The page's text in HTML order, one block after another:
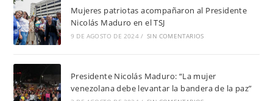
Mujeres patriotas acompañaron al Presidente
Nicolás Maduro en el TSJ
9 DE AGOSTO DE 2024 / SIN COMENTARIOS
Presidente Nicolás Maduro: “La mujer
venezolana debe levantar la bandera de la paz”